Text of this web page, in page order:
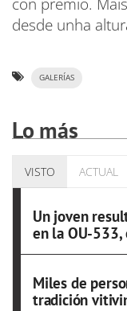
desde unha
GALERÍAS
Lo más
VISTO ACTUAL
Un joven
en la OU-533,
Miles de
tradición